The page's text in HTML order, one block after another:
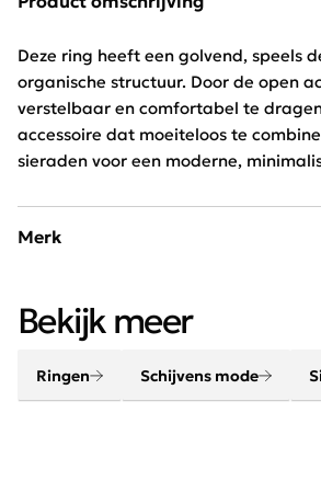
Deze ring heeft een golvend, speels
organische structuur. Door de open
verstelbaar en comfortabel te
accessoire dat moeiteloos te
sieraden voor een moderne,
Merk
accessoires. Maak je look compleet
riemen, sieraden en tassen.
Bekijk meer
Ringen Schijvens mode